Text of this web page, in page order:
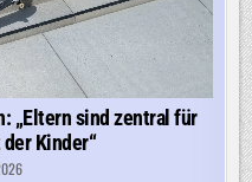
„Eltern sind zentral für
Kinder“